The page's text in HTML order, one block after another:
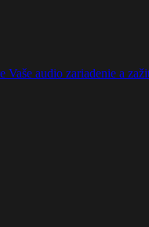
Vaše audio zariadenie a